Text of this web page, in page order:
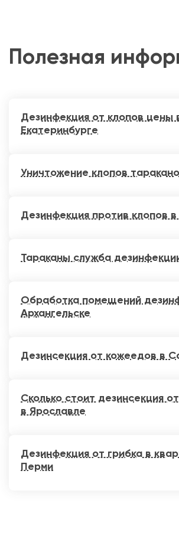
Полезная
Дезинфекция от клопов цены
Екатеринбурге
Уничтожение клопов
Дезинфекция против клопов
Тараканы служба
Обработка помещений
Архангельске
Дезинсекция от кожеедов в
Сколько стоит дезинсекция
в Ярославле
Дезинфекция от грибка в
Перми